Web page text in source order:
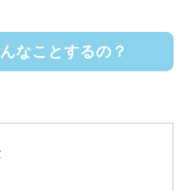
なことするの？